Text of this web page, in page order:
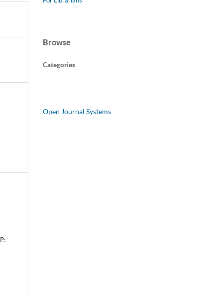
Browse
Categories
Open Journal Systems